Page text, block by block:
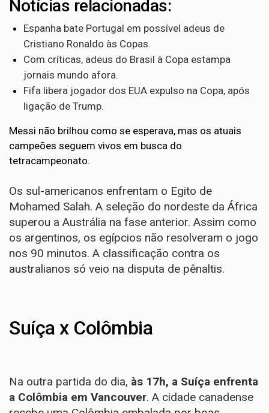
Notícias relacionadas:
Espanha bate Portugal em possível adeus de
Cristiano Ronaldo às Copas.
Com críticas, adeus do Brasil à Copa estampa
jornais mundo afora.
Fifa libera jogador dos EUA expulso na Copa, após
ligação de Trump.
Messi não brilhou como se esperava, mas os atuais
campeões seguem vivos em busca do
tetracampeonato.
Os sul-americanos enfrentam o Egito de
Mohamed Salah. A seleção do nordeste da África
superou a Austrália na fase anterior. Assim como
os argentinos, os egípcios não resolveram o jogo
nos 90 minutos. A classificação contra os
australianos só veio na disputa de pênaltis.
Suíça x Colômbia
Na outra partida do dia, às 17h, a Suíça enfrenta
a Colômbia em Vancouver. A cidade canadense